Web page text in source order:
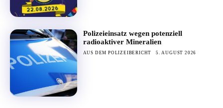
Polizeieinsatz wegen potenziell
radioaktiver Mineralien
AUS DEM POLIZEIBERICHT 5. AUGUST 2026